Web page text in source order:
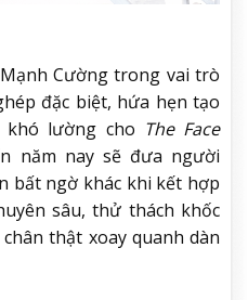
Cường trong vai trò
đặc biệt, hứa hẹn tạo
khó lường cho The Face
năm nay sẽ đưa người
bất ngờ khác khi kết hợp
sâu, thử thách khốc
thật xoay quanh dàn